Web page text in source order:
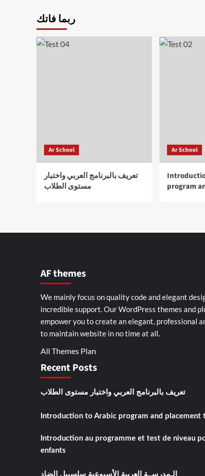
ربما فاتك
Ar School
تعريف بالبرنامج العربي واختبار
مستوى الطلاب
Ar School
program
AF themes
We mainly focus on quality code and elegant
incredible support. OurWordPress themes and
empower you to create an elegant, professional
to maintain website in no time at all.
All Themes Plan
Recent Posts
تعريف بالبرنامج العربي واختبار مستوى الطلاب
Introduction to Arabic program and placement
Introduction au programme et test de niveau
enfants
الـمدرســة العربية الأسبوعية سلسبيل الضاد